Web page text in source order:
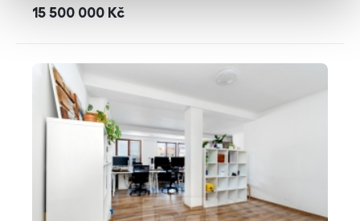
cena
15 500 000 Kč